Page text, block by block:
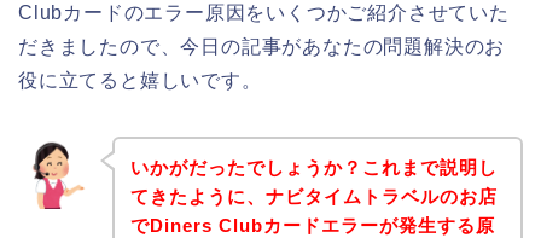
Clubカードのエラー原因をいくつかご紹介させていた
だきましたので、今日の記事があなたの問題解決のお
役に立てると嬉しいです。
いかがだったでしょうか？これまで説明し
てきたように、ナビタイムトラベルのお店
でDiners Clubカードエラーが発生する原